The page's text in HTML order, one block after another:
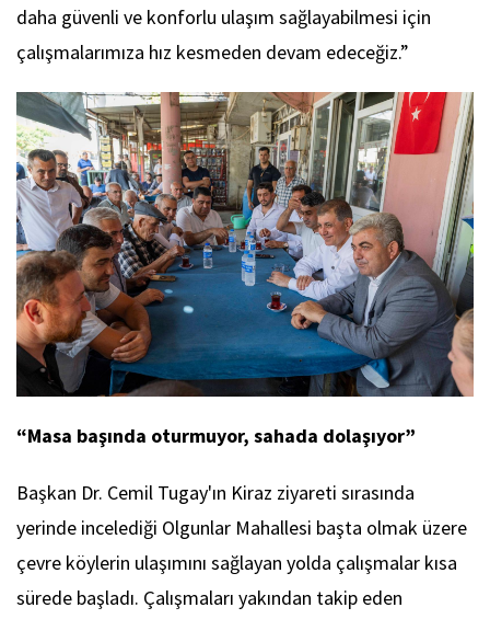
daha güvenli ve konforlu ulaşım sağlayabilmesi için
çalışmalarımıza hız kesmeden devam edeceğiz.”
“Masa başında oturmuyor, sahada dolaşıyor”
Başkan Dr. Cemil Tugay'ın Kiraz ziyareti sırasında
yerinde incelediği Olgunlar Mahallesi başta olmak üzere
çevre köylerin ulaşımını sağlayan yolda çalışmalar kısa
sürede başladı. Çalışmaları yakından takip eden